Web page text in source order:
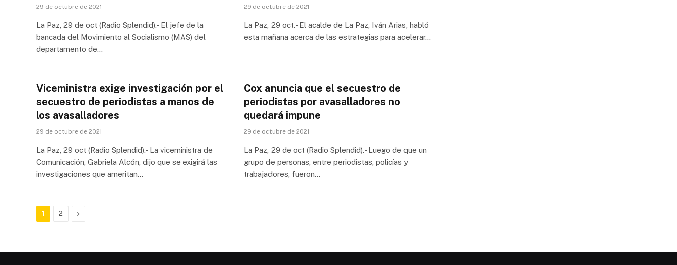
29 de octubre de 2021
La Paz, 29 de oct (Radio Splendid).- El jefe de la
bancada del Movimiento al Socialismo (MAS) del
departamento de…
29 de octubre de 2021
La Paz, 29 oct.- El acalde de La Paz, Iván Arias, habló
esta mañana acerca de las estrategias para acelerar…
Viceministra exige investigación por el
secuestro de periodistas a manos de
los avasalladores
29 de octubre de 2021
La Paz, 29 oct (Radio Splendid).- La viceministra de
Comunicación, Gabriela Alcón, dijo que se exigirá las
investigaciones que ameritan…
Cox anuncia que el secuestro de
periodistas por avasalladores no
quedará impune
29 de octubre de 2021
La Paz, 29 de oct (Radio Splendid).- Luego de que un
grupo de personas, entre periodistas, policías y
trabajadores, fueron…
1 2 Next